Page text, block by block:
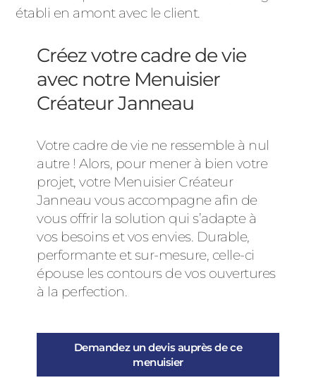
établi en amont avec le client.
Créez votre cadre de vie
avec notre Menuisier
Créateur Janneau
Votre cadre de vie ne ressemble à nul
autre ! Alors, pour mener à bien votre
projet, votre Menuisier Créateur
Janneau vous accompagne afin de
vous offrir la solution qui s’adapte à
vos besoins et vos envies. Durable,
performante et sur-mesure, celle-ci
épouse les contours de vos ouvertures
à la perfection.
Demandez un devis auprès de ce
menuisier